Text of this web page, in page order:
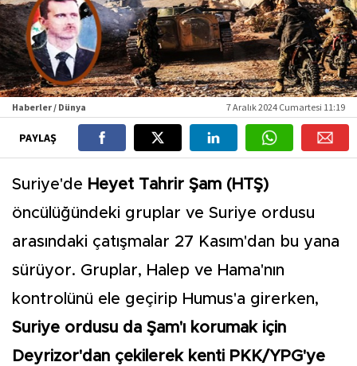
Haberler / Dünya 7 Aralık 2024 Cumartesi 11:19
PAYLAŞ
Suriye'de Heyet Tahrir Şam (HTŞ)
öncülüğündeki gruplar ve Suriye ordusu
arasındaki çatışmalar 27 Kasım'dan bu yana
sürüyor. Gruplar, Halep ve Hama'nın
kontrolünü ele geçirip Humus'a girerken,
Suriye ordusu da Şam'ı korumak için
Deyrizor'dan çekilerek kenti PKK/YPG'ye